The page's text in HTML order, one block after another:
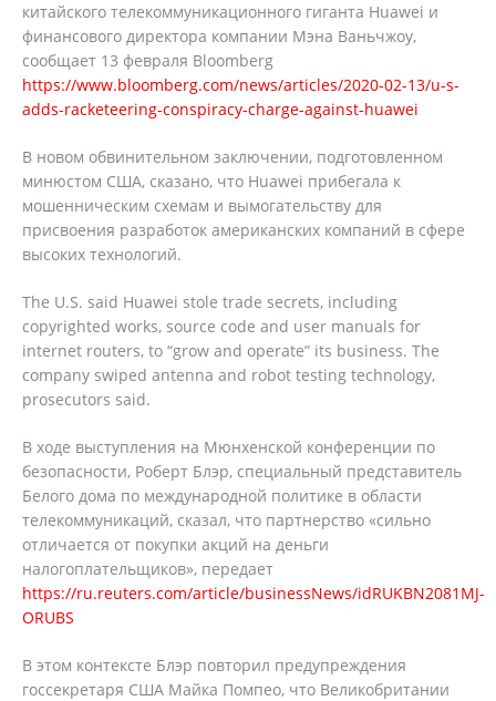
китайского телекоммуникационного гиганта Huawei и
финансового директора компании Мэна Ваньчжоу,
сообщает 13 февраля Bloomberg
https://www.bloomberg.com/news/articles/2020-02-13/u-s-
adds-racketeering-conspiracy-charge-against-huawei
В новом обвинительном заключении, подготовленном
минюстом США, сказано, что Huawei прибегала к
мошенническим схемам и вымогательству для
присвоения разработок американских компаний в сфере
высоких технологий.
The U.S. said Huawei stole trade secrets, including
copyrighted works, source code and user manuals for
internet routers, to “grow and operate” its business. The
company swiped antenna and robot testing technology,
prosecutors said.
В ходе выступления на Мюнхенской конференции по
безопасности, Роберт Блэр, специальный представитель
Белого дома по международной политике в области
телекоммуникаций, сказал, что партнерство «сильно
отличается от покупки акций на деньги
налогоплательщиков», передает
https://ru.reuters.com/article/businessNews/idRUKBN2081MJ-
ORUBS
В этом контексте Блэр повторил предупреждения
госсекретаря США Майка Помпео, что Великобритании